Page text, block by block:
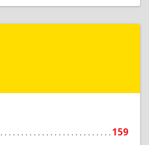
159
край, Красноярск г,